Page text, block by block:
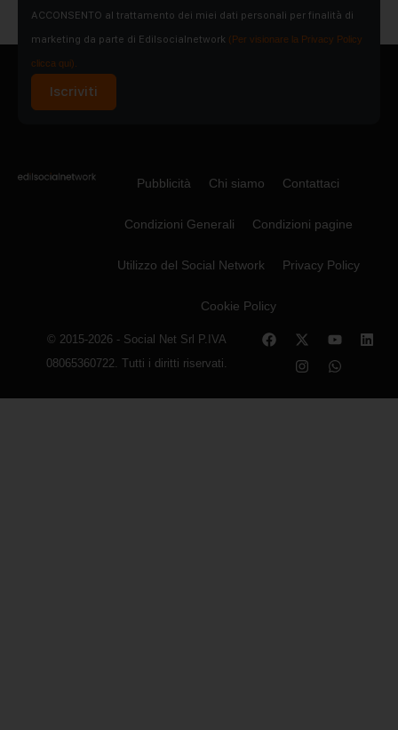
ACCONSENTO al trattamento dei miei dati personali per finalità di
marketing da parte di Edilsocialnetwork (Per visionare la Privacy Policy
clicca qui).
Iscriviti
Pubblicità Chi siamo Contattaci
Condizioni Generali Condizioni pagine
Utilizzo del Social Network Privacy Policy
Cookie Policy
© 2015-2026 - Social Net Srl P.IVA
08065360722. Tutti i diritti riservati.